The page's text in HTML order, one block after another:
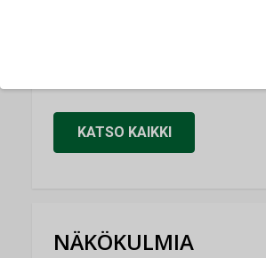
KATSO KAIKKI
NÄKÖKULMIA